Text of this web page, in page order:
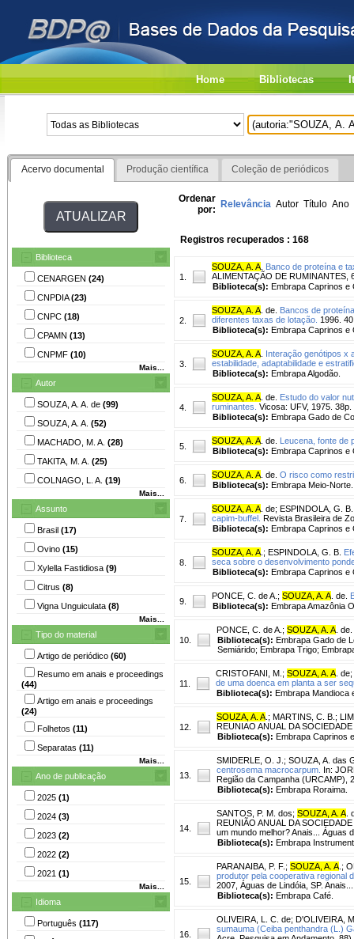
Home Bibliotecas
Acervo documental Produção científica Coleção de periódicos
Biblioteca
CENARGEN (24)
CNPDIA(23)
CNPC (18)
CPAMN (13)
CNPMF (10)
Mais...
Autor
SOUZA, A. A. de (99)
SOUZA, A. A. (52)
MACHADO, M. A. (28)
TAKITA, M. A. (25)
COLNAGO, L. A. (19)
Mais...
Assunto
Brasil (17)
Ovino (15)
Xylella Fastidiosa (9)
Citrus (8)
Vigna Unguiculata (8)
Mais...
Tipo do material
Artigo de periódico (60)
Resumo em anais e proceedings
(44)
Artigo em anais e proceedings
(24)
Folhetos (11)
Separatas (11)
Mais...
Ano de publicação
2025 (1)
2024 (3)
2023 (2)
2022 (2)
2021 (1)
Mais...
Idioma
Português (117)
Ordenar
por: Relevância Autor Título Ano
Registros recuperados : 168
1.
SOUZA, A. A Banco de proteína e
ALIMENTAÇÃO DE RUMINANTES,
Biblioteca(s): Embrapa Caprinos e
2.
SOUZA, A. A . de. Bancos de
diferentes taxas de lotação. 1996.
Biblioteca(s): Embrapa Caprinos e
3.
SOUZA, A. A Interação genótipos x
estabilidade, adaptabilidade e
Biblioteca(s): Embrapa Algodão.
4.
SOUZA, A. A . de. Estudo do valor
ruminantes. Vicosa: UFV, 1975. 38p.
Biblioteca(s): Embrapa Gado de
5.
SOUZA, A. A . de. Leucena, fonte de
Biblioteca(s): Embrapa Caprinos e
6.
SOUZA, A. A . de. O risco como
Biblioteca(s): Embrapa Meio-Norte.
7.
SOUZA, A. A . de; ESPINDOLA, G. B.
capim-buffel. Revista Brasileira de
Biblioteca(s): Embrapa Caprinos e
8.
SOUZA, A. A ; ESPINDOLA, G. B.
seca sobre o desenvolvimento
Biblioteca(s): Embrapa Caprinos e
9.
PONCE, C. de A. ; SOUZA, A. A . de.
Biblioteca(s): Embrapa Amazônia
10.
PONCE, C. de A. ; SOUZA, A. A . de.
Biblioteca(s): Embrapa Gado de
Semiárido; Embrapa Trigo;
11.
CRISTOFANI, M. ; SOUZA, A. A . de;
de uma doenca em planta a ser
Biblioteca(s): Embrapa Mandioca
12.
SOUZA, A. A ; MARTINS, C. B. ;
REUNIAO ANUAL DA
Biblioteca(s): Embrapa Caprinos
13.
SMIDERLE, O. J. ; SOUZA, A. das
centrosema macrocarpum. In:
Região da Campanha (URCAMP),
Biblioteca(s): Embrapa Roraima.
14.
SANTOS, P. M. dos; SOUZA, A. A .
REUNIÃO ANUAL DA
um mundo melhor? Anais... Águas
Biblioteca(s): Embrapa
15.
PARANAIBA, P. F. ; SOUZA, A. A ;
produtor pela cooperativa regional
2007, Águas de Lindóia, SP.
Biblioteca(s): Embrapa Café.
16.
OLIVEIRA, L. C. de; D'OLIVEIRA,
sumauma (Ceiba penthandra (L.)